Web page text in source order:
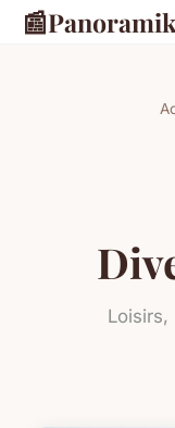
📰
Loisirs,